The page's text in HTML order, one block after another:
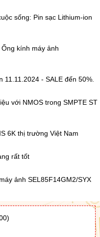
sống: Pin sạc Lithium-ion
kính máy ảnh
- SALE đến 50%.
với NMOS trong SMPTE ST
6K thị trường Việt Nam
rất tốt
ảnh SEL85F14GM2/SYX